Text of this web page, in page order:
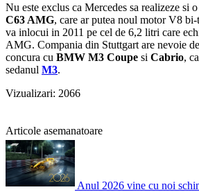
Nu este exclus ca Mercedes sa realizeze si
C63 AMG, care ar putea noul motor V8
va inlocui in 2011 pe cel de 6,2 litri care
AMG. Compania din Stuttgart are nevoie
concura cu BMW M3 Coupe si Cabrio,
sedanul M3.
Vizualizari: 2066
Articole asemanatoare
Anul 2026 vine cu noi